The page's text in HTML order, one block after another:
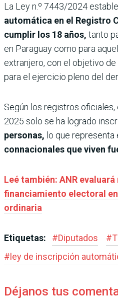
La Ley n.º 7443/2024
automática en el Registro
cumplir los 18 años, tanto
en Paraguay como para
extranjero, con el objetivo
para el ejercicio pleno del
Según los registros
2025 solo se ha logrado
personas, lo que representa
connacionales que viven
Leé también: ANR
financiamiento electoral
ordinaria
Etiquetas: #Diputados #
#ley de inscripción
Déjanos tus